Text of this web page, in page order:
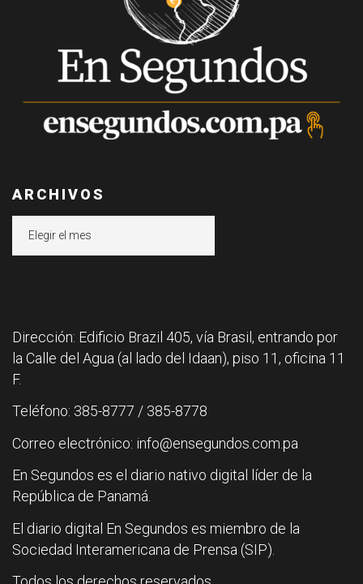
ARCHIVOS
Dirección: Edificio Brazil 405, vía Brasil, entrando por
la Calle del Agua (al lado del Idaan), piso 11, oficina 11
F.
Teléfono: 385-8777 / 385-8778
Correo electrónico: info@ensegundos.com.pa
En Segundos es el diario nativo digital líder de la
República de Panamá.
El diario digital En Segundos es miembro de la
Sociedad Interamericana de Prensa (SIP).